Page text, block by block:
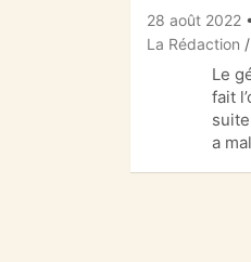
28 août 2022
La Rédaction
Le
fait
a